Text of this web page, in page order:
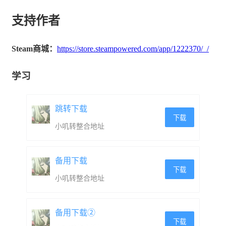
支持作者
Steam商城： https://store.steampowered.com/app/1222370/_/
学习
跳转下载
小叽转整合地址
下载
备用下载
小叽转整合地址
下载
备用下载②
下载